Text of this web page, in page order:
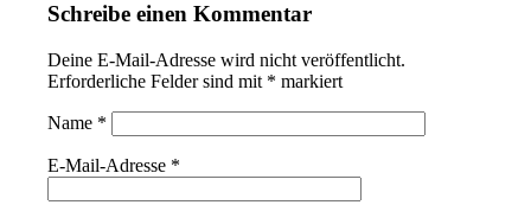
Schreibe einen Kommentar
Deine E-Mail-Adresse wird nicht veröffentlicht.
Erforderliche Felder sind mit * markiert
Name *
E-Mail-Adresse *